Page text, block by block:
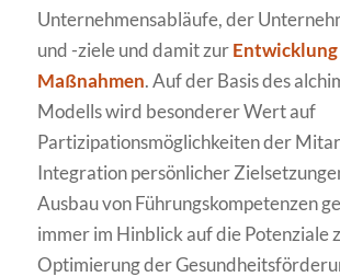
Unternehmensabläufe, der
und -ziele und damit zur
Maßnahmen. Auf der Basis des
Modells wird besonderer Wert auf
Partizipationsmöglichkeiten der
Integration persönlicher
Ausbau von Führungskompetenzen
immer im Hinblick auf die Potenziale
Optimierung der